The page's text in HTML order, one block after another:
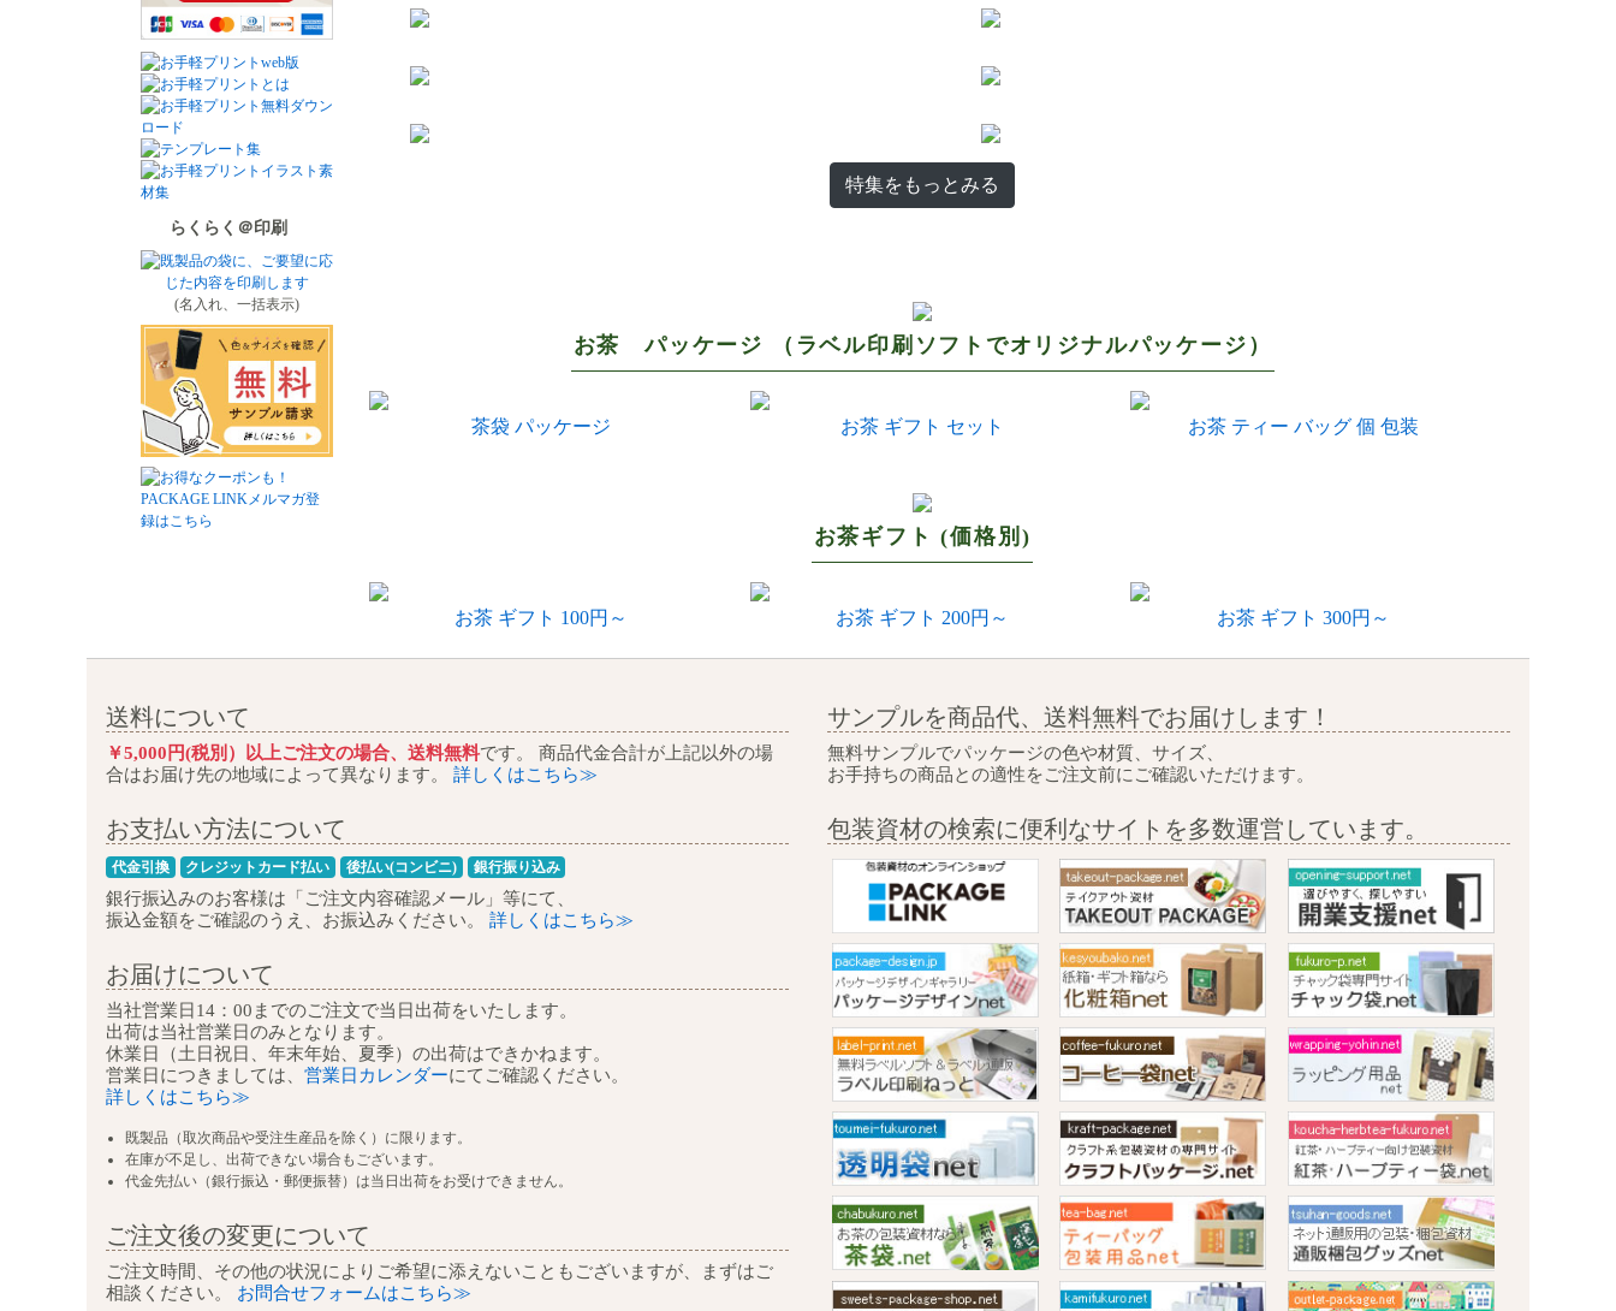
らくらく＠印刷
(名入れ、一括表示)
特集をもっとみる
お茶 パッケージ （ラベル印刷ソフトでオリジナルパッケージ）
茶袋 パッケージ お茶 ギフト セット お茶 ティー バッグ 個 包装
お茶ギフト (価格別)
お茶 ギフト 100円～ お茶 ギフト 200円～ お茶 ギフト 300円～
送料について
￥5,000円(税別）以上ご注文の場合、送料無料です。 商品代金合計が上記以外の場
合はお届け先の地域によって異なります。
詳しくはこちら≫
お支払い方法について
代金引換 クレジットカード払い 後払い(コンビニ) 銀行振り込み
銀行振込みのお客様は 「ご注文内容確認メール」等にて、
振込金額をご確認のうえ、お振込みください。
詳しくはこちら≫
お届けについて
当社営業日14：00までのご注文で当日出荷をいたします。
出荷は当社営業日のみとなります。
休業日（土日祝日、年末年始、夏季）の出荷はできかねます。
営業日につきましては、 営業日カレンダーにて ご確認ください。
詳しくはこちら≫
既製品（取次商品や受注生産品を除く）に限ります。
在庫が不足し、出荷できない場合もございます。
代金先払い（銀行振込・郵便振替）は当日出荷をお受けできません。
ご注文後の変更について
ご注文時間、その他の状況によりご希望に添えないこともございますが、まずはご
相談ください。
お問合せフォームはこちら≫
サンプルを商品代、送料無料でお届けします！
無料サンプルでパッケージの色や材質、サイズ、
お手持ちの商品との適性をご注文前に ご確認いただけます。
包装資材の検索に便利なサイトを多数運営しています。